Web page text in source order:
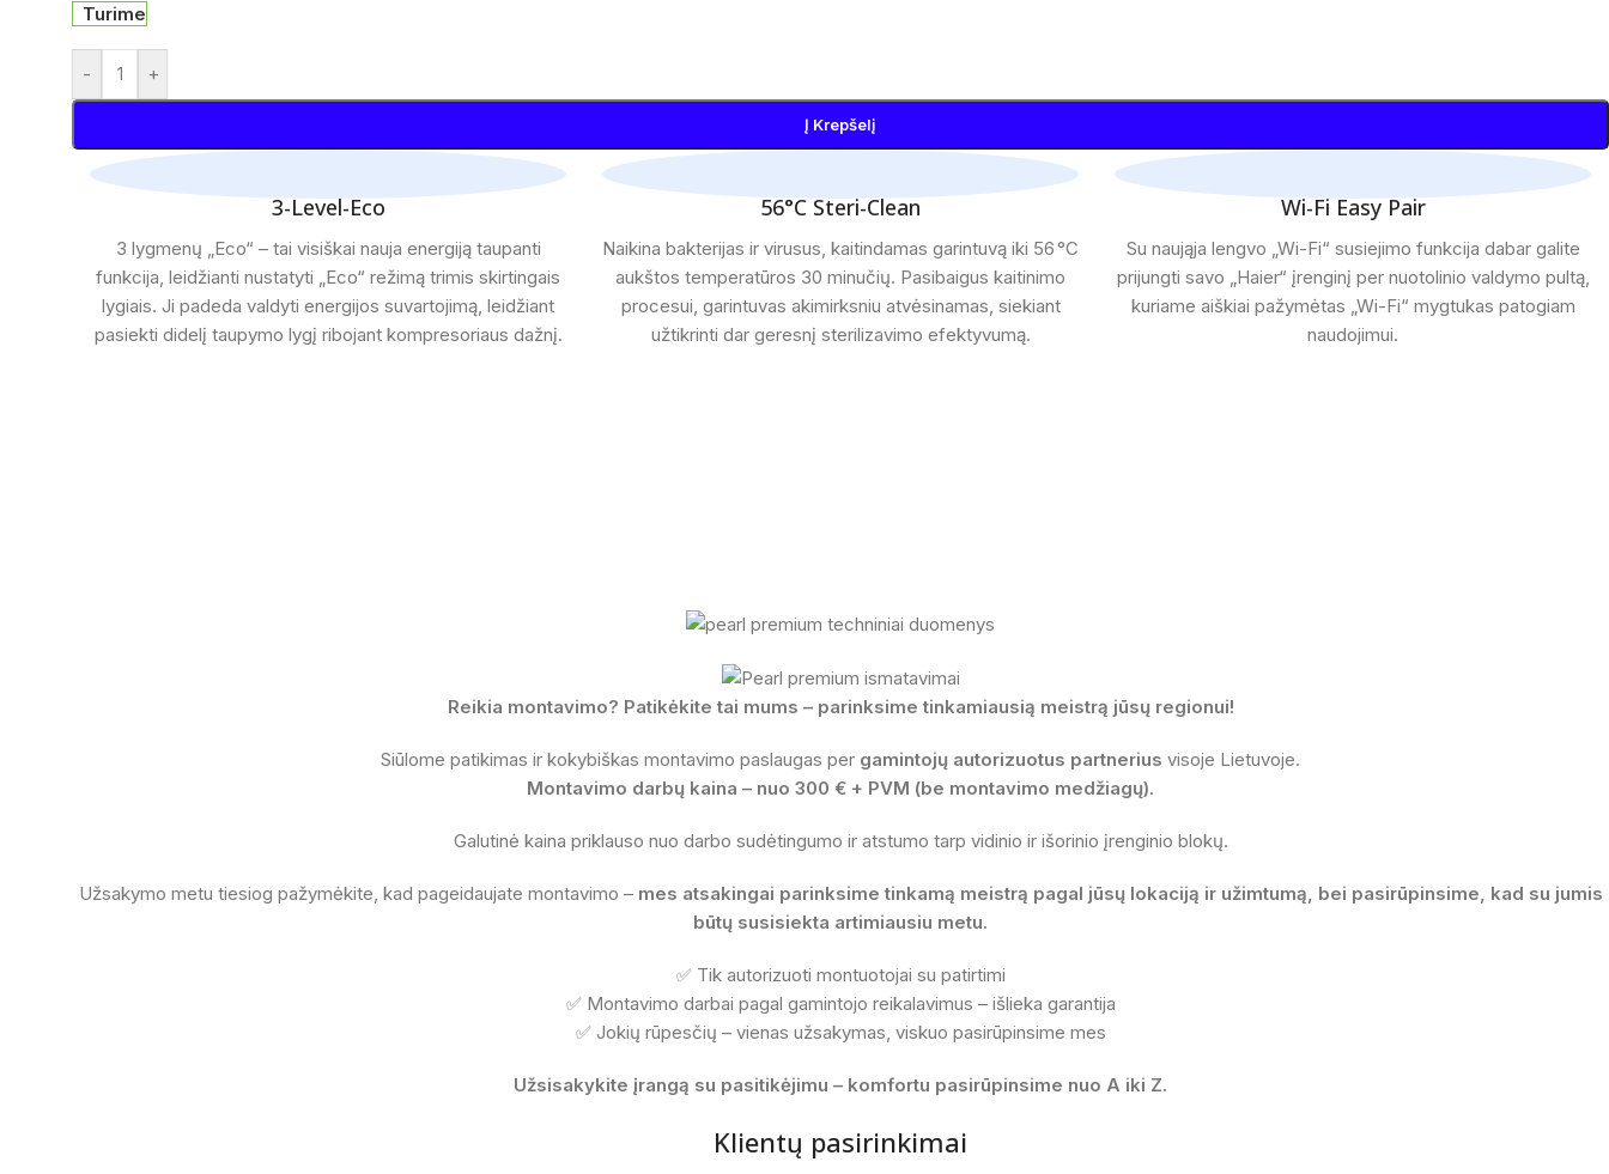
Turime
- +
Į Krepšelį
3-Level-Eco
3 lygmenų „Eco“ – tai visiškai nauja energiją taupanti
funkcija, leidžianti nustatyti „Eco“ režimą trimis skirtingais
lygiais. Ji padeda valdyti energijos suvartojimą, leidžiant
pasiekti didelį taupymo lygį ribojant kompresoriaus dažnį.
56°C Steri-Clean
Naikina bakterijas ir virusus, kaitindamas garintuvą iki 56 °C
aukštos temperatūros 30 minučių. Pasibaigus kaitinimo
procesui, garintuvas akimirksniu atvėsinamas, siekiant
užtikrinti dar geresnį sterilizavimo efektyvumą.
Wi-Fi Easy Pair
Su naująja lengvo „Wi-Fi“ susiejimo funkcija dabar galite
prijungti savo „Haier“ įrenginį per nuotolinio valdymo pultą,
kuriame aiškiai pažymėtas „Wi-Fi“ mygtukas patogiam
naudojimui.
Reikia montavimo? Patikėkite tai mums – parinksime tinkamiausią meistrą jūsų regionui!
Siūlome patikimas ir kokybiškas montavimo paslaugas per gamintojų autorizuotus partnerius visoje Lietuvoje.
Montavimo darbų kaina – nuo 300 € + PVM (be montavimo medžiagų).
Galutinė kaina priklauso nuo darbo sudėtingumo ir atstumo tarp vidinio ir išorinio įrenginio blokų.
Užsakymo metu tiesiog pažymėkite, kad pageidaujate montavimo – mes atsakingai parinksime tinkamą meistrą pagal jūsų lokaciją ir užimtumą, bei pasirūpinsime, kad su jumis
būtų susisiekta artimiausiu metu.
✅ Tik autorizuoti montuotojai su patirtimi
✅ Montavimo darbai pagal gamintojo reikalavimus – išlieka garantija
✅ Jokių rūpesčių – vienas užsakymas, viskuo pasirūpinsime mes
Užsisakykite įrangą su pasitikėjimu – komfortu pasirūpinsime nuo A iki Z.
Klientų pasirinkimai